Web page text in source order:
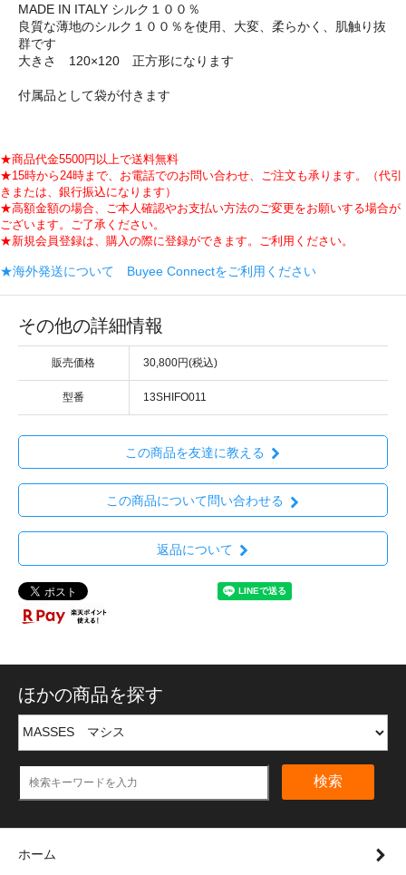
MADE IN ITALY シルク１００％
良質な薄地のシルク１００％を使用、大変、柔らかく、肌触り抜
群です
大きさ 120×120 正方形になります
付属品として袋が付きます
★商品代金5500円以上で送料無料
★15時から24時まで、お電話でのお問い合わせ、ご注文も承ります。（代引
きまたは、銀行振込になります）
★高額金額の場合、ご本人確認やお支払い方法のご変更をお願いする場合が
ございます。ご了承ください。
★新規会員登録は、購入の際に登録ができます。ご利用ください。
★海外発送について Buyee Connectをご利用ください
その他の詳細情報
販売価格 30,800円(税込)
型番 13SHIFO011
この商品を友達に教える
この商品について問い合わせる
返品について
ほかの商品を探す
検索
ホーム